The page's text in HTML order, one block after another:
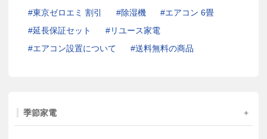
東京ゼロエミ 割引
除湿機
エアコン 6畳
延長保証セット
リユース家電
エアコン設置について
送料無料の商品
季節家電